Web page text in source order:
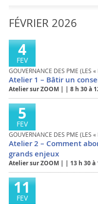
FÉVRIER
4
FEV
GOUVERNANCE DES PME (LES «
Atelier 1 – Bâtir un
Atelier sur ZOOM| | 8 h 30 à
5
FEV
GOUVERNANCE DES PME (LES «
Atelier 2 – Comment
grands enjeux
Atelier sur ZOOM| | 13 h 30 à
11
FEV